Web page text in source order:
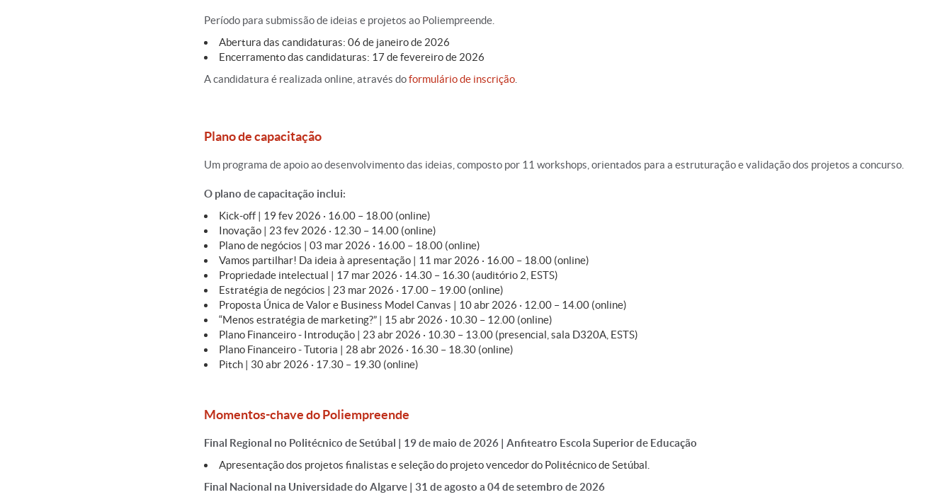
Período para submissão de ideias e projetos ao Poliempreende.
Abertura das candidaturas: 06 de janeiro de 2026
Encerramento das candidaturas: 17 de fevereiro de 2026
A candidatura é realizada online, através doformulário de inscrição
Plano de capacitação
Um programa de apoio ao desenvolvimento das ideias, composto por 11 workshops, orientados para a estruturação e validação dos projetos a concurso.
O plano de capacitação inclui:
Kick-off | 19 fev 2026 · 16.00 – 18.00 (online)
Inovação | 23 fev 2026 · 12.30 – 14.00 (online)
Plano de negócios | 03 mar 2026 · 16.00 – 18.00 (online)
Vamos partilhar! Da ideia à apresentação | 11 mar 2026 · 16.00 – 18.00 (online)
Propriedade intelectual | 17 mar 2026 · 14.30 – 16.30 (auditório 2, ESTS)
Estratégia de negócios | 23 mar 2026 · 17.00 – 19.00 (online)
Proposta Única de Valor e Business Model Canvas | 10 abr 2026 · 12.00 – 14.00 (online)
“Menos estratégia de marketing?” | 15 abr 2026 · 10.30 – 12.00 (online)
Plano Financeiro - Introdução | 23 abr 2026 · 10.30 – 13.00 (presencial, sala D320A, ESTS)
Plano Financeiro - Tutoria | 28 abr 2026 · 16.30 – 18.30 (online)
Pitch | 30 abr 2026 · 17.30 – 19.30 (online)
Momentos-chave do Poliempreende
Final Regional no Politécnico de Setúbal | 19 de maio de 2026 | Anfiteatro Escola Superior de Educação
Apresentação dos projetos finalistas e seleção do projeto vencedor do Politécnico de Setúbal.
Final Nacional na Universidade do Algarve | 31 de agosto a 04 de setembro de 2026